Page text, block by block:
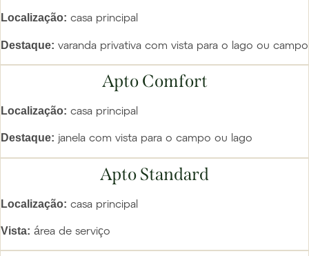
Localização: casa principal
Destaque: varanda privativa com vista para o lago ou campo
Apto Comfort
Localização: casa principal
Destaque: janela com vista para o campo ou lago
Apto Standard
Localização: casa principal
Vista: área de serviço